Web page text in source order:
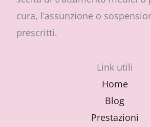
cura, l’assunzione o
prescritti.
Link utili
Home
Blog
Prestazioni